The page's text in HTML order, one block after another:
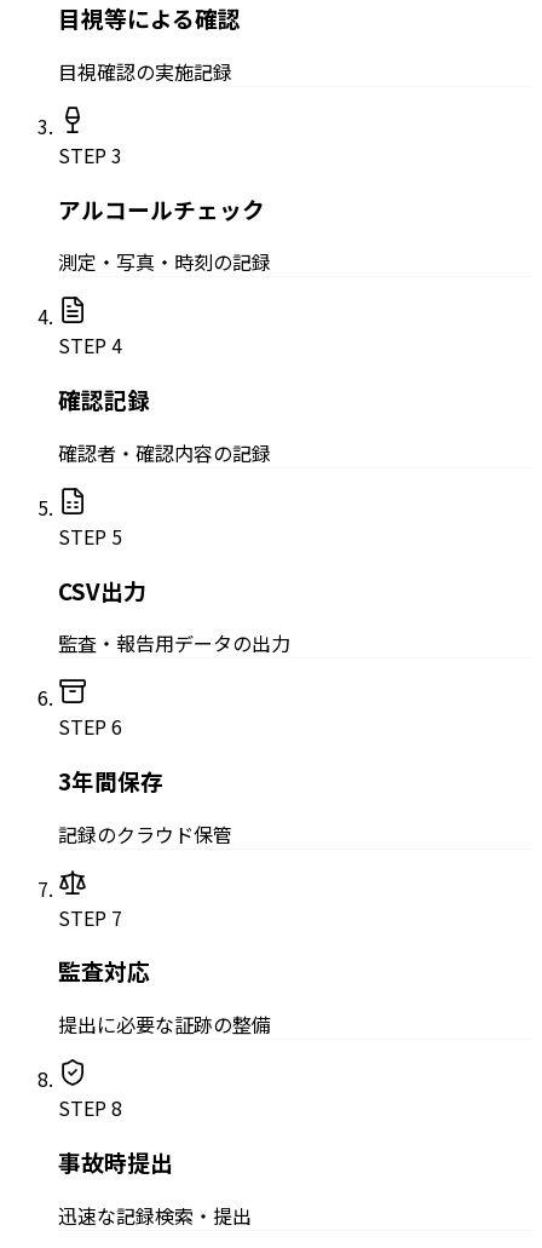
目視等による確認
目視確認の実施記録
STEP3
アルコールチェック
測定・写真・時刻の記録
STEP4
確認記録
確認者・確認内容の記録
STEP 5
CSV出力
監査・報告用データの出力
STEP6
3年間保存
記録のクラウド保管
STEP 7
監査対応
提出に必要な証跡の整備
STEP8
事故時提出
迅速な記録検索・提出